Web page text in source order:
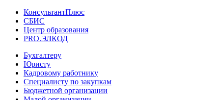
КонсультантПлюс
СБИС
Центр образования
PRO.ЭЛКОД
Бухгалтеру
Юристу
Кадровому работнику
Специалисту по закупкам
Бюджетной организации